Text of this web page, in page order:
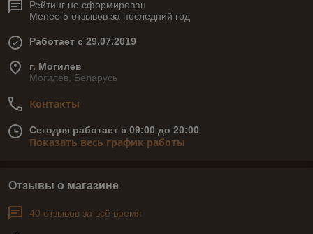
Рейтинг не сформирован
Менее 5 отзывов за последний год
Работает с 29.07.2019
г. Могилев
Могилев, Беларусь
Контакты
Сегодня работает с 09:00 до 20:00
Показать весь график работы
Отзывы о магазине
40 отзывов за всё время